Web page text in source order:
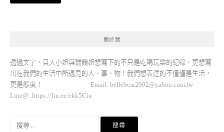
關於我
透過文字，貝大小姐與瑞餚姐想寫下的不只是吃喝玩樂的紀錄，更想寫
出在我們的生活中所遇見的人、事、物！我們想表達的不僅僅是生活，
更是態度！ Email: bellebear2002@yahoo.com.tw
Line@: https://lin.ee/ekk5Ciu